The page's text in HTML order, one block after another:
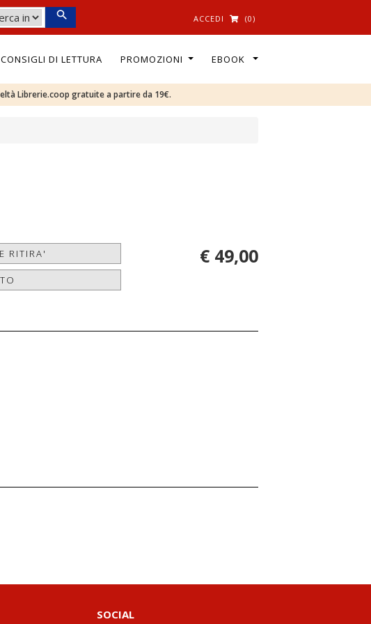
ACCEDI (0)
CONSIGLI DI LETTURA PROMOZIONI EBOOK
Librerie.coop gratuite a partire da 19€.
RITIRA' € 49,00
SOCIAL